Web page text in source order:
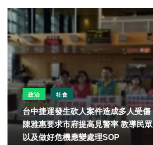
政治 社會
台中捷運發生砍人案件造成多人受傷 民進黨市議員
陳雅惠要求市府提高見警率 教導民眾正確防身自保
以及做好危機應變處理SOP